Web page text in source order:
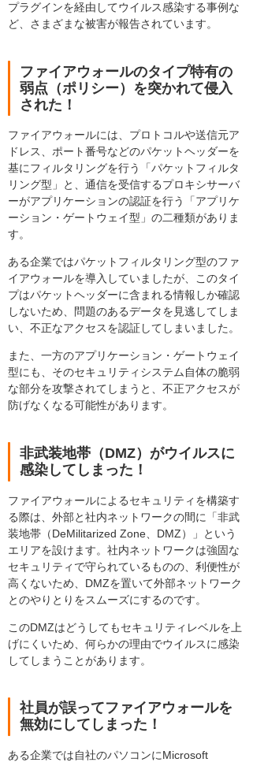
プラグインを経由してウイルス感染する事例な
ど、さまざまな被害が報告されています。
ファイアウォールのタイプ特有の
弱点（ポリシー）を突かれて侵入
された！
ファイアウォールには、プロトコルや送信元ア
ドレス、ポート番号などのパケットヘッダーを
基にフィルタリングを行う「パケットフィルタ
リング型」と、通信を受信するプロキシサーバ
ーがアプリケーションの認証を行う「アプリケ
ーション・ゲートウェイ型」の二種類がありま
す。
ある企業ではパケットフィルタリング型のファ
イアウォールを導入していましたが、このタイ
プはパケットヘッダーに含まれる情報しか確認
しないため、問題のあるデータを見逃してしま
い、不正なアクセスを認証してしまいました。
また、一方のアプリケーション・ゲートウェイ
型にも、そのセキュリティシステム自体の脆弱
な部分を攻撃されてしまうと、不正アクセスが
防げなくなる可能性があります。
非武装地帯（DMZ）がウイルスに
感染してしまった！
ファイアウォールによるセキュリティを構築す
る際は、外部と社内ネットワークの間に「非武
装地帯（DeMilitarized Zone、DMZ）」という
エリアを設けます。社内ネットワークは強固な
セキュリティで守られているものの、利便性が
高くないため、DMZを置いて外部ネットワーク
とのやりとりをスムーズにするのです。
このDMZはどうしてもセキュリティレベルを上
げにくいため、何らかの理由でウイルスに感染
してしまうことがあります。
社員が誤ってファイアウォールを
無効にしてしまった！
ある企業では自社のパソコンにMicrosoft